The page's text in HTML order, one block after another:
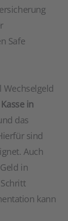
Safe
Kasse in
das
sind
Auch
in
kann